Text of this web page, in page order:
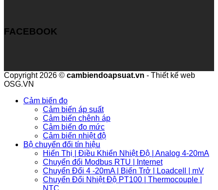
FACEBOOK
Copyright 2026 © cambiendoapsuat.vn - Thiết kế web
OSG.VN
Cảm biến đo
Cảm biến áp suất
Cảm biến chênh áp
Cảm biến đo mức
Cảm biến nhiệt độ
Bộ chuyển đổi tín hiệu
Hiển Thị | Điều Khiển Nhiệt Độ | Analog 4-20mA
Chuyển đổi Modbus RTU | Internet
Chuyển Đổi 4 -20mA | Biến Trở | Loadcell | mV
Chuyển Đổi Nhiệt Độ PT100 | Thermocouple |
NTC